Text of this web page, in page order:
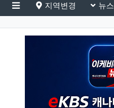
메뉴
지역변경 뉴스
이슈 브리핑